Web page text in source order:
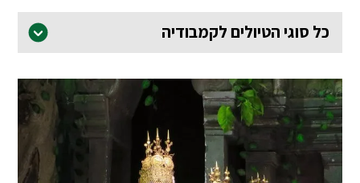
כל סוגי הטיולים לקמבודיה